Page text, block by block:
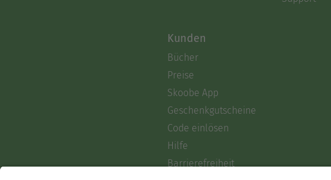
Kunden
Bücher
Preise
Skoobe App
Geschenkgutscheine
Code einlösen
Hilfe
Barrierefreiheit